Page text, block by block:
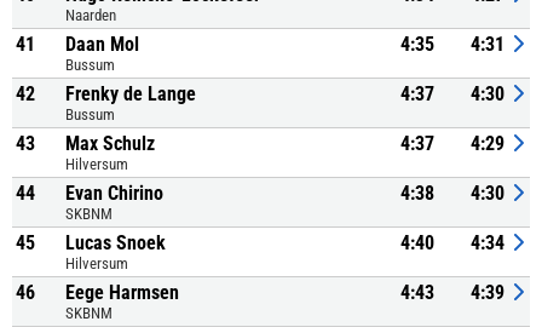
Naarden
41 Daan Mol
Bussum
4:35 4:31
42 Frenky de Lange
Bussum
4:37 4:30
43 Max Schulz
Hilversum
4:37 4:29
44 Evan Chirino
SKBNM
4:38 4:30
45 Lucas Snoek
Hilversum
4:40 4:34
46 Eege Harmsen
SKBNM
4:43 4:39